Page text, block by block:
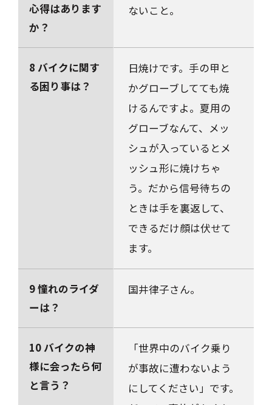
心得はあります
か？
ないこと。
8 バイクに関す
る困り事は？
日焼けです。手の甲と
かグローブしてても焼
けるんですよ。夏用の
グローブなんて、メッ
シュが入っているとメ
ッシュ形に焼けちゃ
う。だから信号待ちの
ときは手を裏返して、
できるだけ顔は伏せて
ます。
9 憧れのライダ
ーは？
国井律子さん。
10 バイクの神
様に会ったら何
と言う？
「世界中のバイク乗り
が事故に遭わないよう
にしてください」です。